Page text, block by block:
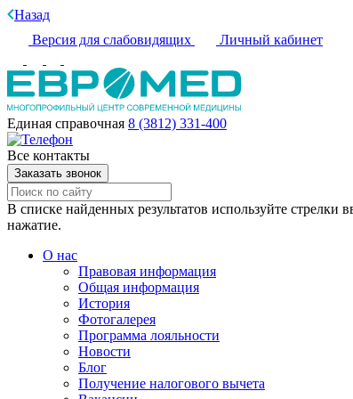
Назад
Версия для слабовидящих
Личный кабинет
Единая справочная 8 (3812) 331-400
Все контакты
Заказать звонок
В списке найденных результатов используйте
нажатие.
О нас
Правовая информация
Общая информация
История
Фотогалерея
Программа лояльности
Новости
Блог
Получение налогового вычета